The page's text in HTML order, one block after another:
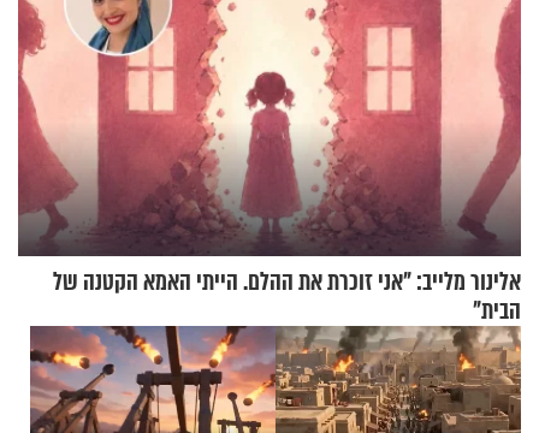
אלינור מלייב: "אני זוכרת את ההלם. הייתי האמא הקטנה של
הבית"